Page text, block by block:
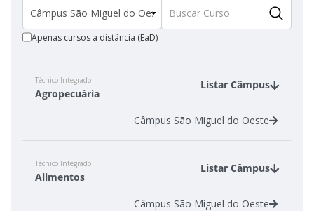
Apenas cursos a distância (EaD)
Técnico Integrado
Agropecuária
Listar Câmpus
Câmpus São Miguel do Oeste
Técnico Integrado
Alimentos
Listar Câmpus
Câmpus São Miguel do Oeste